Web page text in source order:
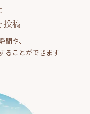
投稿
や、
ることができます